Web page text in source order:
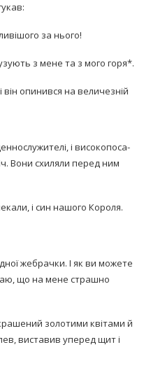
за нього!
з мене та з мого горя*.
опинився на величезній
і високопоса-
Вони схиляли перед ним
і син нашого Короля.
жебрачки. І як ви можете
що на мене страшно
золотими квітами й
виставив уперед щит і